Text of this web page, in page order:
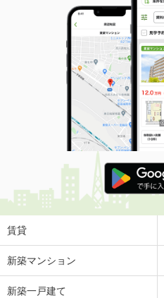
賃貸
新築マンション
新築一戸建て